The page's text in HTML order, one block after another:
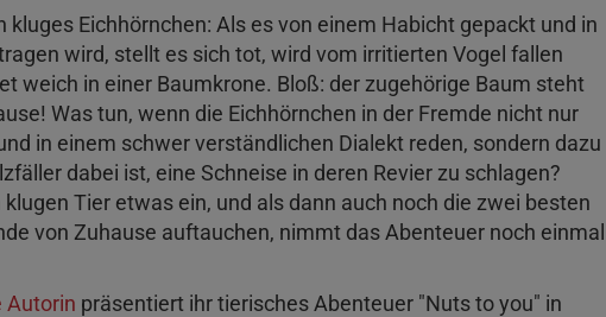
kluges Eichhörnchen: Als es von einem Habicht gepackt und in
wird, stellt es sich tot, wird vom irritierten Vogel fallen
weich in einer Baumkrone. Bloß: der zugehörige Baum steht
Was tun, wenn die Eichhörnchen in der Fremde nicht nur
in einem schwer verständlichen Dialekt reden, sondern dazu
dabei ist, eine Schneise in deren Revier zu schlagen?
Tier etwas ein, und als dann auch noch die zwei besten
von Zuhause auftauchen, nimmt das Abenteuer noch einmal
Autorin präsentiert ihr tierisches Abenteuer "Nuts to you" in